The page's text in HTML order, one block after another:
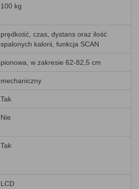
100 kg
prędkość, czas, dystans oraz ilość
spalonych kalorii, funkcja SCAN
pionowa, w zakresie 62-82,5 cm
mechaniczny
Tak
Nie
Tak
LCD